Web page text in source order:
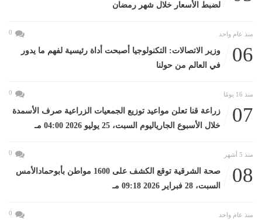
لضبط الأسعار خلال شهر رمضان
منذ عام واحد 0
06
وزير الاتصالات: التكنولوجيا أصبحت أداة رئيسية لفهم ما يدور
في العالم من حولنا
منذ 16 يومًا 0
07
زراعة قنا تعلن مواعيد توزيع الجمعيات الزراعية صرف الأسمدة
خلال الأسبوع الجارياليوم السبت، 25 يوليو 2026 04:00 مـ
منذ 5 أشهر 0
08
صحة الشرقية توقع الكشف على 1600 مواطن بأبوحمادالأمس
السبت، 28 فبراير 2026 09:18 مـ
منذ عام واحد 0